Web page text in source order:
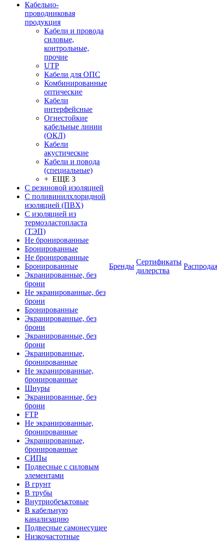
Кабельно-
проводниковая
продукция
Кабели и провода
силовые,
контрольные,
прочие
UTP
Кабели для ОПС
Комбинированные
оптические
Кабели
интерфейсные
Огнестойкие
кабельные линии
(ОКЛ)
Кабели
акустические
Кабели и повода
(специальные)
+ ЕЩЕ 3
С резиновой изоляцией
С поливинилхлоридной
изоляцией (ПВХ)
С изоляцией из
термоэластопласта
(ТЭП)
Не бронированные
Бронированные
Не бронированные
Бронированные
Экранированные, без
брони
Не экранированные, без
брони
Бронированные
Экранированные, без
брони
Экранированные, без
брони
Экранированные,
бронированные
Не экранированные,
бронированные
Шнуры
Экранированные, без
брони
FTP
Не экранированные,
бронированные
Экранированные,
бронированные
СИПы
Подвесные с силовым
элементами
В грунт
В трубы
Внутриобеъктовые
В кабельную
канализацию
Подвесные самонесущее
Низкочастотные
Бренды
Сертификаты
дилерства